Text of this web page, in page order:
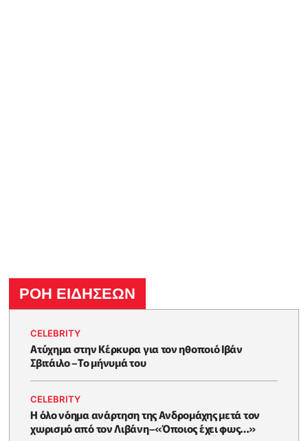
ΡΟΗ ΕΙΔΗΣΕΩΝ
CELEBRITY
Ατύχημα στην Κέρκυρα για τον ηθοποιό Ιβάν
Σβιτάιλο –Το μήνυμά του
CELEBRITY
Η όλο νόημα ανάρτηση της Ανδρομάχης μετά τον
χωρισμό από τον Λιβάνη–«Όποιος έχει φως…»